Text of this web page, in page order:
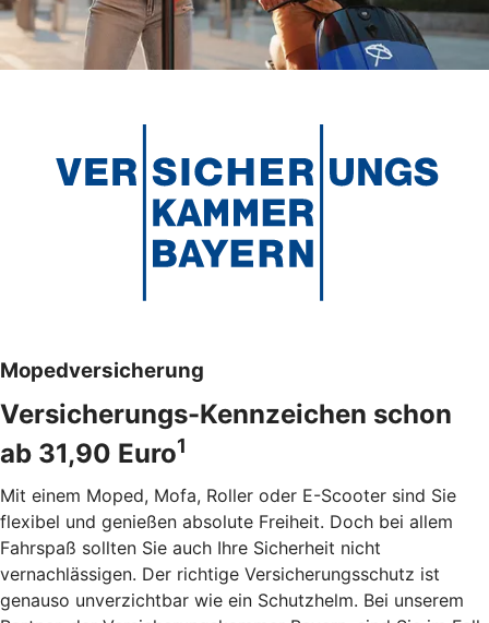
Mopedversicherung
Versicherungs-Kennzeichen schon
ab 31,90 Euro1
Mit einem Moped, Mofa, Roller oder E-Scooter sind Sie
flexibel und genießen absolute Freiheit. Doch bei allem
Fahrspaß sollten Sie auch Ihre Sicherheit nicht
vernachlässigen. Der richtige Versicherungsschutz ist
genauso unverzichtbar wie ein Schutzhelm. Bei unserem